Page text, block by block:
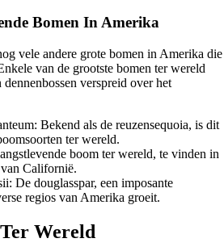
Bomen In Amerika
vele andere grote bomen in Amerika die
van de grootste bomen ter wereld
verspreid over het
Bekend als de reuzensequoia, is dit
ter wereld.
boom ter wereld, te vinden in
Californië.
De douglasspar, een imposante
regios van Amerika groeit.
Wereld